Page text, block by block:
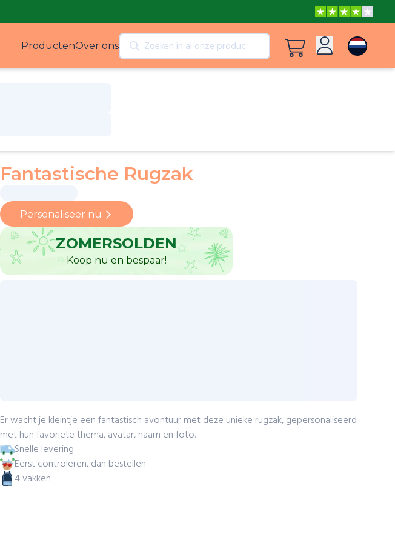
ProductenOver ons
Producten
Frozen Een liefde om voor te smelten
Fantastische Rugzak
Personaliseer nu
ZOMERSOLDEN
Koop nu en bespaar!
Er wacht je kleintje een fantastisch avontuur met deze unieke rugzak, gepersonaliseerd
met hun favoriete thema, avatar, naam en foto.
Snelle levering
Eerst controleren, dan bestellen
4 vakken